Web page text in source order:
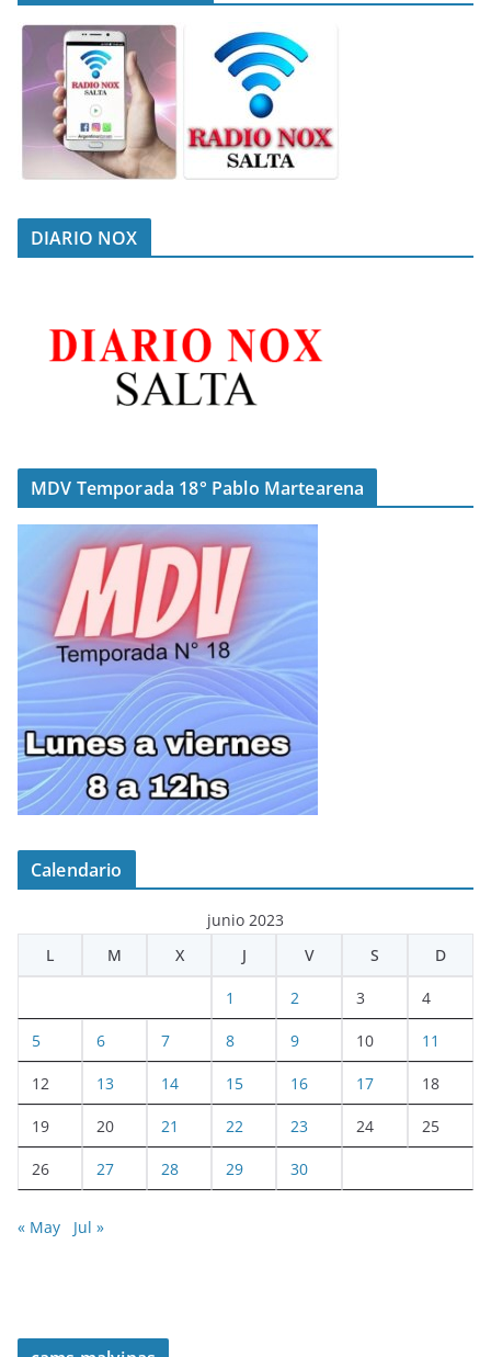
DIARIO NOX
MDV Temporada 18° Pablo Martearena
Calendario
junio 2023
L
M X J V S D
1 2 3 4
5 6 7 8 9 10 11
12 13 14 15 16 17 18
19 20 21 22 23 24 25
26 27 28 29 30
« May Jul »